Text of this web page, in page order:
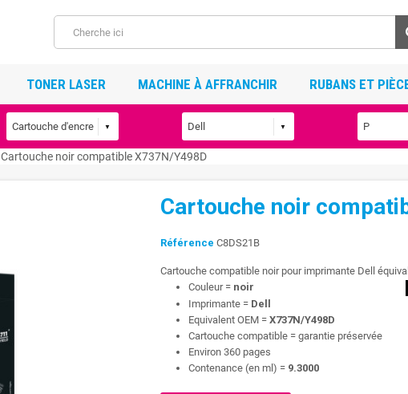
TONER LASER MACHINE À AFFRANCHIR RUBANS ET
Cartouche noir compatible X737N/Y498D
Cartouche noir
Référence C8DS21B
Cartouche compatible noir pour imprimante Dell
Couleur = noir
Imprimante = Dell
Equivalent OEM = X737N/Y498D
Cartouche compatible = garantie préservée
Environ 360 pages
Contenance (en ml) = 9.3000